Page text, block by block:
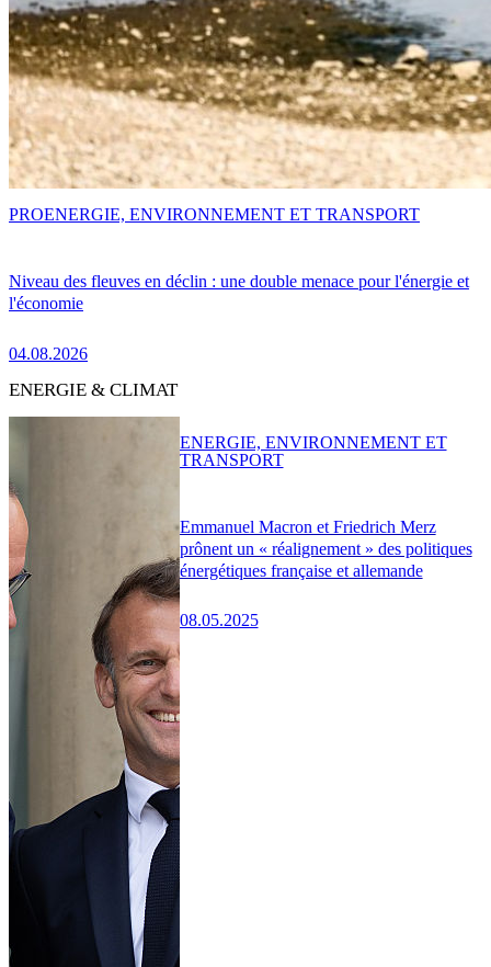
Niveau des fleuves en déclin : une double menace pour l'énergie et
l'économie
04.08.2026
PROENERGIE, ENVIRONNEMENT ET TRANSPORT
ENERGIE & CLIMAT
Emmanuel Macron et Friedrich Merz
prônent un « réalignement » des politiques
énergétiques française et allemande
08.05.2025
ENERGIE, ENVIRONNEMENT ET
TRANSPORT